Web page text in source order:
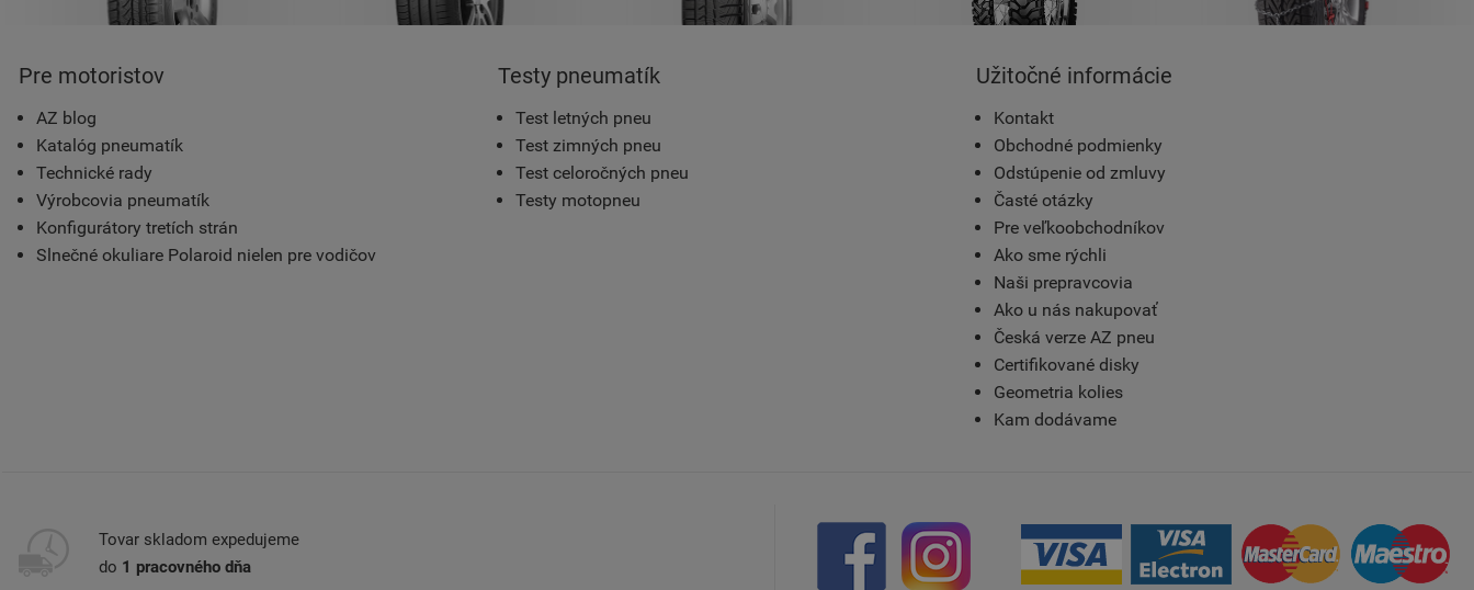
Pre motoristov
AZ blog
Katalóg pneumatík
Technické rady
Výrobcovia pneumatík
Konfigurátory tretích strán
Slnečné okuliare Polaroid nielen pre vodičov
Testy pneumatík
Test letných pneu
Test zimných pneu
Test celoročných pneu
Testy motopneu
Užitočné informácie
Kontakt
Obchodné podmienky
Odstúpenie od zmluvy
Časté otázky
Pre veľkoobchodníkov
Ako sme rýchli
Naši prepravcovia
Ako u nás nakupovať
Česká verze AZ pneu
Certifikované disky
Geometria kolies
Kam dodávame
Tovar skladom expedujeme
do 1 pracovného dňa